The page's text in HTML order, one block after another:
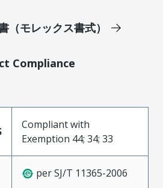
（モレックス書式）
Compliance
Compliant with
Exemption 44; 34; 33
per SJ/T 11365-2006